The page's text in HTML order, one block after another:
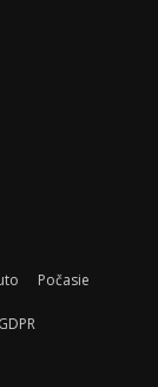
Počasie
GDPR